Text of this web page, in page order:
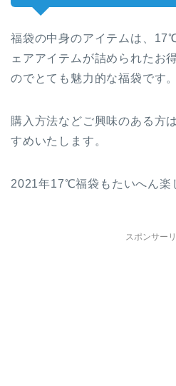
福袋の中身のアイテムは、
ェアアイテムが詰められたお
のでとても魅力的な福袋です。
購入方法などご興味のある方
すめいたします。
2021年17℃福袋もたいへん楽
スポンサー